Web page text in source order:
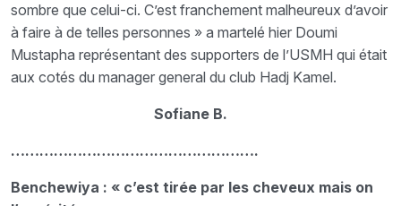
sombre que celui-ci. C’est franchement malheureux d’avoir
à faire à de telles personnes » a martelé hier Doumi
Mustapha représentant des supporters de l’USMH qui était
aux cotés du manager general du club Hadj Kamel.
Sofiane B.
…………………………………………….
Benchewiya : « c’est tirée par les cheveux mais on